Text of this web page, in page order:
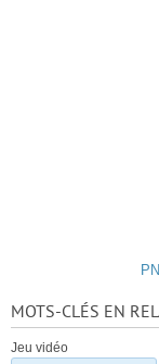
MOTS-CLÉS EN
Jeu vidéo